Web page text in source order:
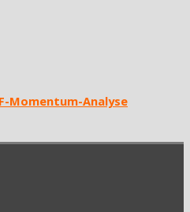
Momentum-Analyse